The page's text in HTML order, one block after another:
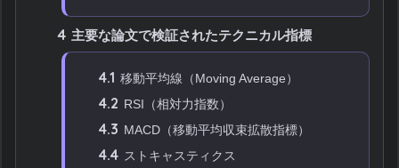
4 主要な論文で検証されたテクニカル指標
4.1 移動平均線（Moving Average）
4.2 RSI（相対力指数）
4.3 MACD（移動平均収束拡散指標）
4.4 ストキャスティクス